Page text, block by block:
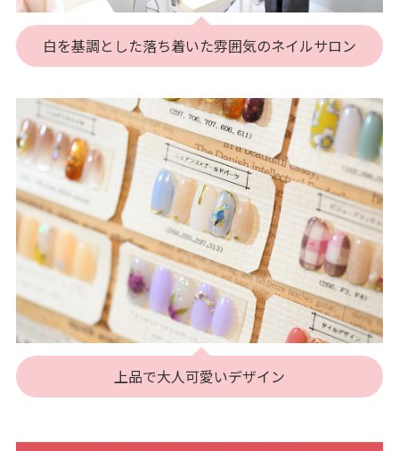
白を基調とした落ち着いた雰囲気のネイルサロン
上品で大人可愛いデザイン